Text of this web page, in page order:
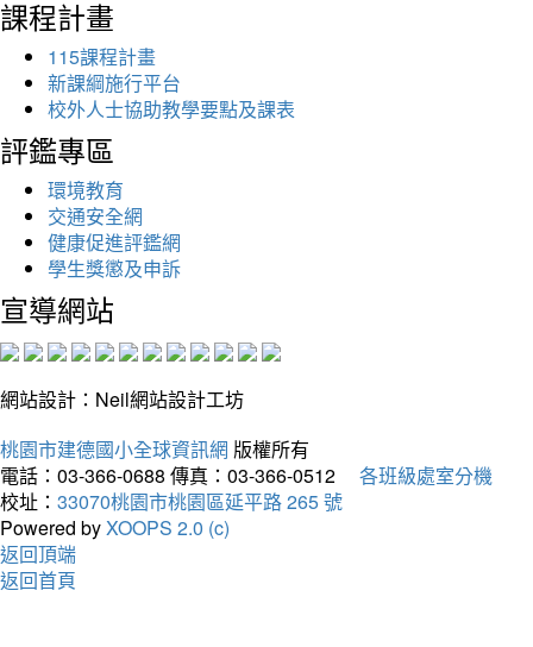
課程計畫
115課程計畫
新課綱施行平台
校外人士協助教學要點及課表
評鑑專區
環境教育
交通安全網
健康促進評鑑網
學生獎懲及申訴
宣導網站
網站設計：Neil網站設計工坊
桃園市建德國小全球資訊網 版權所有
電話：03-366-0688 傳真：03-366-0512
各班級處室分機
校址： 33070桃園市桃園區延平路 265 號
Powered byXOOPS 2.0 (c)
返回頂端
返回首頁